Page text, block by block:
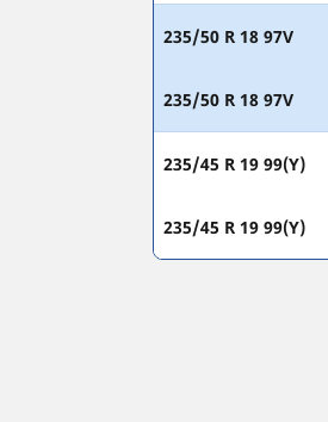
235/50 R 18 97V
235/50 R 18 97V
235/45 R 19 99(Y)
235/45 R 19 99(Y)